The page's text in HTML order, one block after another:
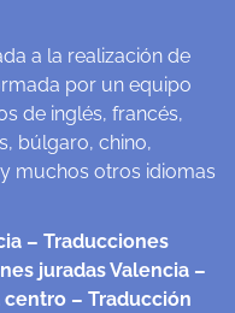
a la realización de
por un equipo
de inglés, francés,
búlgaro, chino,
muchos otros idiomas
– Traducciones
juradas Valencia –
centro – Traducción